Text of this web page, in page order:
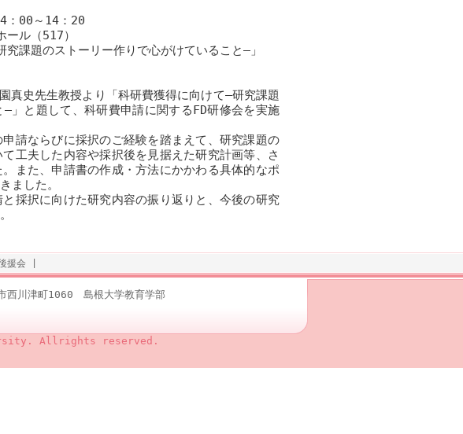
00～14：20
ル（517）
題のストーリー作りで心がけていること―」
真史先生教授より「科研費獲得に向けて―研究課題
」と題して、科研費申請に関するFD研修会を実施
請ならびに採択のご経験を踏まえて、研究課題の
工夫した内容や採択後を見据えた研究計画等、さ
また、申請書の作成・方法にかかわる具体的なポ
ました。
採択に向けた研究内容の振り返りと、今後の研究
援会
西川津町1060 島根大学教育学部
Allrights reserved.